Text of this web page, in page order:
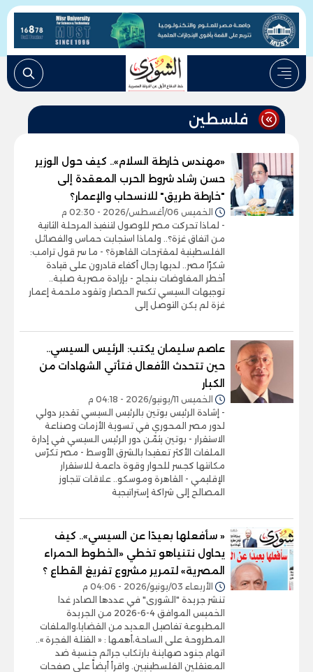
فلسطين
«مهندس خارطة السلام».. كيف حول الوزير
حسن رشاد شروط الحرب المعقدة إلى
"خارطة طريق" للانسحاب والإعمار؟
الخميس 06/أغسطس/2026 - 02:30 م
- لماذا تحركت مصر للوصول لتنفيذ المرحلة الثانية
من اتفاق غزة؟.. ولماذا استجابت حماس والفصائل
الفلسطينية لمقترحات القاهرة؟ - ما سر قول ترامب:
شكرًا مصر.. لديها رجال أكفاء قادرون على قيادة
أخطر المفاوضات بنجاح - بإرادة مصرية صلبة..
توجيهات السيسي تكسر الحصار وتقود ملحمة إعمار
غزة لم يكن التوصل إلى
عاصم سليمان يكتب: الرئيس السيسي..
حين تتحدث الأفعال فتأتي الشهادات من
الكبار
الخميس 11/يونيو/2026 - 04:18 م
- إشادة الرئيس بوتين بالرئيس السيسي تقدير دولي
لدور مصر المحوري في تسوية الأزمات وصناعة
الاستقرار - بوتين يثمّن دور الرئيس السيسي في إدارة
الملفات الأكثر تعقيدا بالشرق الأوسط - مصر تكرّس
مكانتها كجسر للحوار وقوة داعمة للاستقرار
الإقليمي - القاهرة وموسكو.. علاقات تتجاوز
المصالح إلى شراكة إستراتيجية
« سأفعلها بعيدًا عن السيسي».. كيف
يحاول نتنياهو تخطي «الخطوط الحمراء
المصرية» لتمرير مشروع تفريغ القطاع ؟
الأربعاء 03/يونيو/2026 - 04:06 م
تنشر جريدة "الشورى" في عددها الصادر غدا
الخميس الموافق 4-6-2026 من الجريدة
المطبوعة تفاصيل العديد من القضايا،والملفات
المطروحة على الساحة،أهمها : « القتلة الفجرة »..
اتهام جنود صهاينة بارتكاب جرائم جنسية ضد
المعتقلين الفلسطينيين. واقرأ أيضاً على صفحات